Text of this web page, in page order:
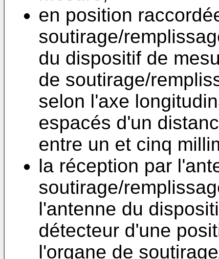
en position
soutirage/
du dispositif de
de soutirage/
selon l'axe
espacés d'un
entre un et cinq
la réception par
soutirage/
l'antenne du
détecteur d'une
l'organe de